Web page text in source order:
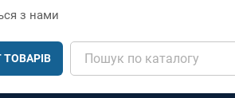
з нами
ТОВАРІВ